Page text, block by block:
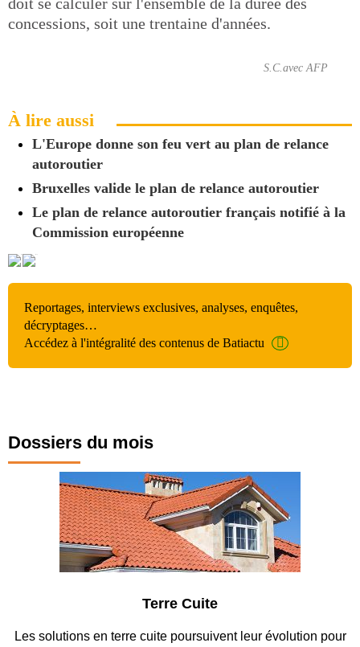
concessions, soit une trentaine d'années.
S.C.avec AFP
À lire aussi
L'Europe donne son feu vert au plan de relance
autoroutier
Bruxelles valide le plan de relance autoroutier
Le plan de relance autoroutier français notifié à la
Commission européenne
Reportages, interviews exclusives, analyses, enquêtes,
décryptages…
Accédez à l'intégralité des contenus de Batiactu
Dossiers du mois
Terre Cuite
en terre cuite poursuivent leur évolution pour